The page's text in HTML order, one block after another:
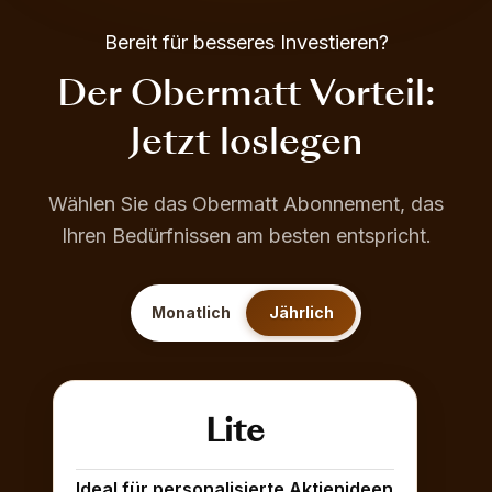
Bereit für besseres Investieren?
Der Obermatt Vorteil:
Jetzt loslegen
Wählen Sie das Obermatt Abonnement, das
Ihren Bedürfnissen am besten entspricht.
Monatlich Jährlich
Lite